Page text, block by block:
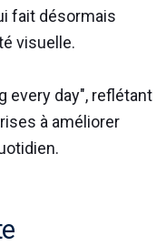
fait désormais
visuelle.
every day", reflétant
à améliorer